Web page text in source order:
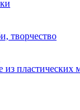
творчество
пластических